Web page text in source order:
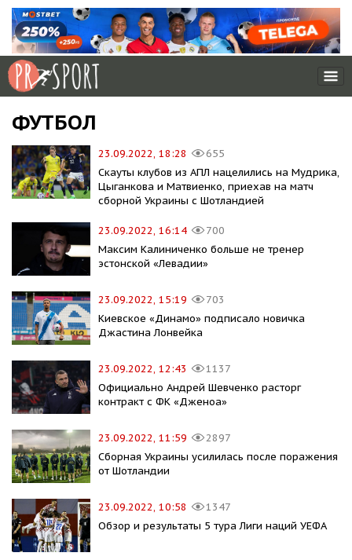
ФУТБОЛ
23.09.2022, 18:28
655
Скауты клубов из АПЛ нацелились на Мудрика,
Цыганкова и Матвиенко, приехав на матч
сборной Украины с Шотландией
23.09.2022, 16:14
700
Максим Калиниченко больше не тренер
эстонской «Левадии»
23.09.2022, 15:19
703
Киевское «Динамо» подписало новичка
Джастина Лонвейка
23.09.2022, 12:43
1137
Официально Андрей Шевченко расторг
контракт с ФК «Дженоа»
23.09.2022, 11:59
2897
Сборная Украины усилилась после поражения
от Шотландии
23.09.2022, 10:58
1347
Обзор и результаты 5 тура Лиги наций УЕФА